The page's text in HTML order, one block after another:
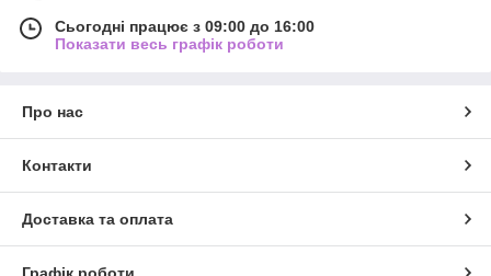
Сьогодні працює з 09:00 до 16:00
Показати весь графік роботи
Про нас
Контакти
Доставка та оплата